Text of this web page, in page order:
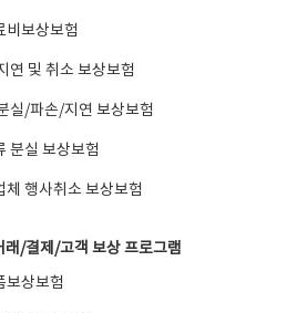
비보상보험
연 및 취소 보상보험
실/파손/지연 보상보험
분실 보상보험
체 행사취소 보상보험
/결제/고객 보상 프로그램
보상보험